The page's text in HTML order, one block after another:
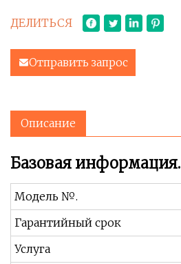
ДЕЛИТЬСЯ
Отправить запрос
Описание
Базовая информация.
Модель №.
Гарантийный срок
Услуга